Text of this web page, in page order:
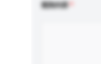
查詢內容